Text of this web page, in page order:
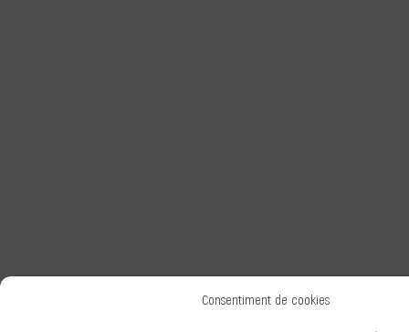
Consentiment de cookies